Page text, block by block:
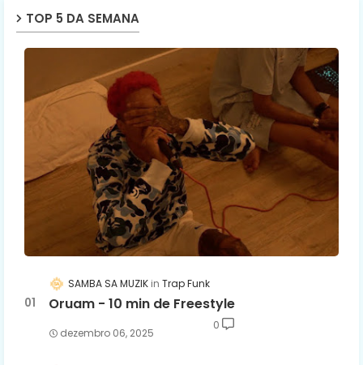
TOP 5 DA SEMANA
SAMBA SA MUZIK Trap Funk
Oruam - 10 min de Freestyle
dezembro 06, 2025
0